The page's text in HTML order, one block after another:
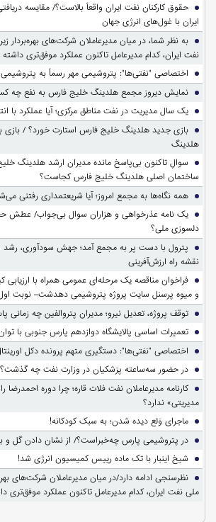
حقوق کارکنان نفت ایران واقعاً بالاست؟/ مقایسه
ایران با غول‌های انرژی جهان
به نظر شما، در میان مدیرعاملان شرکت‌های بهره‌بردار
نفت ایران، کدام مدیرعامل تاکنون عملکرد موفق‌تری
اختصاصی "نفتی‌ها": پتروشیمی مهر رسماً به
نمایش دیروز مجمع هلدینگ خلیج فارس به نفع چه
یک سال مدیریت در نفت مناطق مرکزی؛ آیا عملکرد با
بازی جدید هلدینگ خلیج فارس استارت خورد؟ / بازی
هلدینگ
سوالِ تاکنون بی‌پاسخ مانده مدیران ارشد هلدینگ
ساختمان اصلی هلدینگ خلیج فارس کجاست؟
همه نگاه‌ها به مجمع امروز؛ آیا شریعتمداری رفتنی
یک نامه عذرخواهی و هزاران سوال بی‌جواب/ عطش
دلسوزی ملی؟
نقشه راه ارزش‌آفرینی
فراخوان مناقصه یک مرحله‌ای عمومی همراه با ارزیابی
و میوه پرسنل سایت پروژه پتروشیمی دهدشت– نوبت
توقف پروژه، تعدیل نیرو؛ مدیران پتروالفین چه
تعمیرات اساسی پالایشگاه دوازدهم پارس جنوبی با
اختصاصی "نفتی‌ها": دستگیری متهم پرونده دکل
در حضور سه‌ساعته پزشکیان در وزارت نفت چه گذشت؟
کارنامه مدیرعاملان نفت فلات قاره؛ چرا دوره
مدیریتی» ندارد؟
ماجرای وَلع دیده شدن؛ به سبک کودکانه!
در پتروشیمی پارس چه‌خبراست؟/ از نشان دادن گل و
شیخ اینبار با تک ماده رییس کمیسیون انرژی شد!
نظرسنجی ادامه دارد/در میان مدیرعاملان شرکت‌های
ملی نفت ایران، کدام مدیرعامل تاکنون عملکرد موفق‌تری